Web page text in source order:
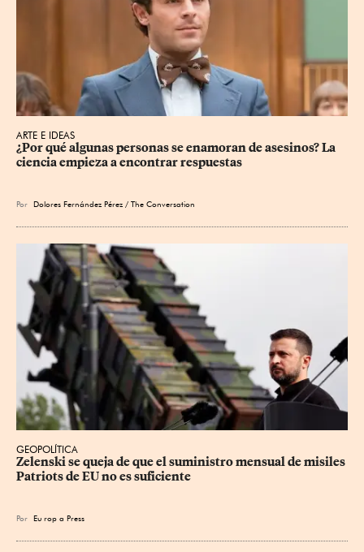
ARTE E IDEAS
¿Por qué algunas personas se enamoran de asesinos? La
ciencia empieza a encontrar respuestas
Por Dolores Fernández Pérez / The Conversation
GEOPOLÍTICA
Zelenski se queja de que el suministro mensual de misiles
Patriots de EU no es suficiente
Por Eu rop a Press